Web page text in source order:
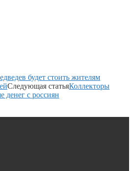
будет стоить жителям
Следующая статьяКоллекторы
денег с россиян